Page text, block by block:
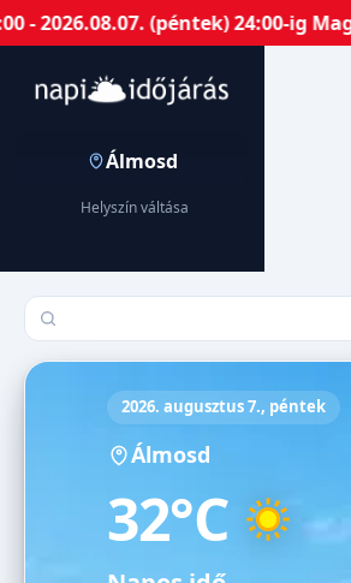
(péntek) 24:00-ig
Álmosd
Helyszín váltása
Település keresése
2026. augusztus 7., péntek
Álmosd
32°C